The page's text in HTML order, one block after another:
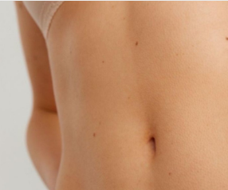
Product image slideshow Items